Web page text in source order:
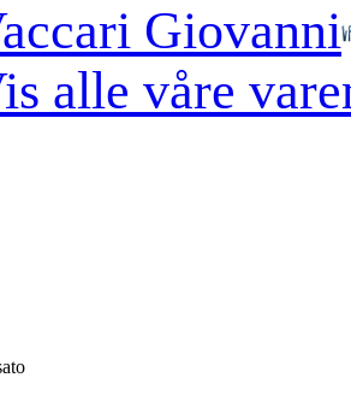
Giovanni
alle våre